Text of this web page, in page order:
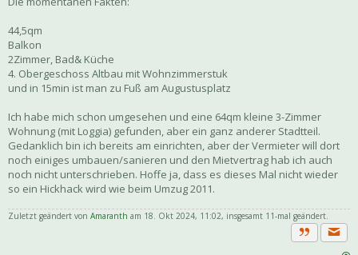
44,5qm
Balkon
2Zimmer, Bad& Küche
4. Obergeschoss Altbau mit Wohnzimmerstuk
und in 15min ist man zu Fuß am Augustusplatz
Ich habe mich schon umgesehen und eine 64qm kleine 3-Zimmer
Wohnung (mit Loggia) gefunden, aber ein ganz anderer Stadtteil.
Gedanklich bin ich bereits am einrichten, aber der Vermieter will dort
noch einiges umbauen/sanieren und den Mietvertrag hab ich auch
noch nicht unterschrieben. Hoffe ja, dass es dieses Mal nicht wieder
so ein Hickhack wird wie beim Umzug 2011.
Zuletzt geändert von Amaranth am 18. Okt 2024, 11:02, insgesamt 11-mal geändert.
Zitat